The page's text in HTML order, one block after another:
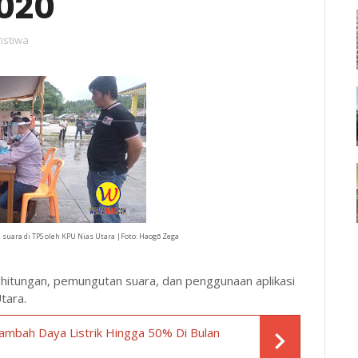
di TPS oleh KPU Nias Utara |Foto: Haogō Zega
pemungutan suara, dan penggunaan aplikasi
Daya Listrik Hingga 50% Di Bulan